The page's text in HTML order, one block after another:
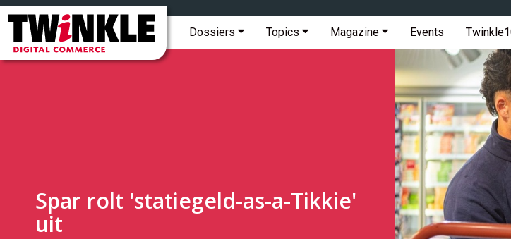
Twinkle
Digital
Commerce
Hoofdmenu
Dossiers Topics Magazine Events
Topmenu
Spar rolt 'statiegeld-as-a-Tikkie'
uit